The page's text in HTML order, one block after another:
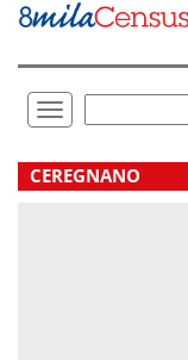
Vai
direttamente
Toggle
navigation
.
CEREGNANO